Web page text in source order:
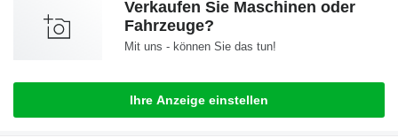
Verkaufen Sie Maschinen oder
Fahrzeuge?
Mit uns - können Sie das tun!
Ihre Anzeige einstellen